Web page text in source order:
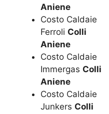
Aniene
Costo Caldaie
Ferroli Colli
Aniene
Costo Caldaie
Immergas Colli
Aniene
Costo Caldaie
Junkers Colli